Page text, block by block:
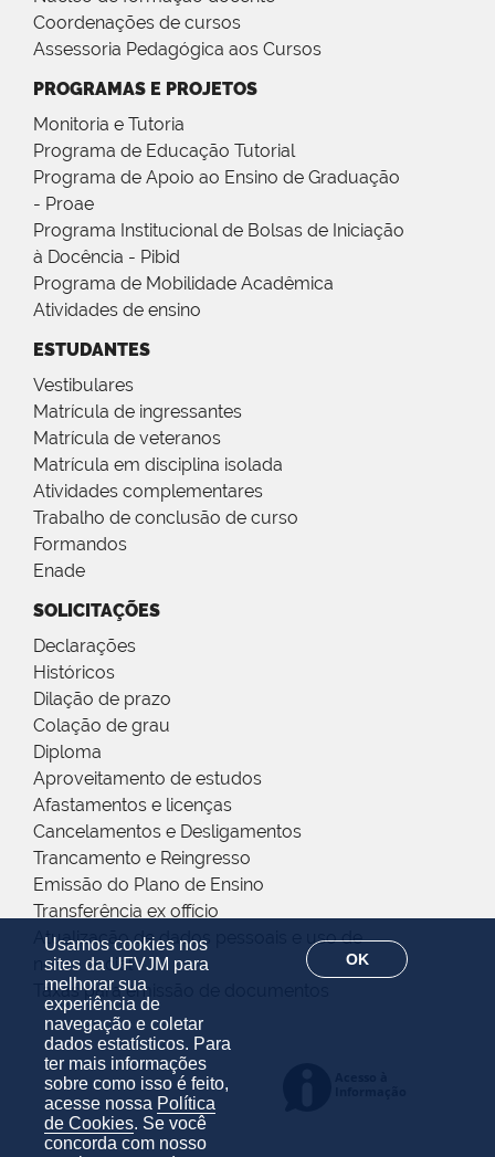
Usamos cookies nos
sites da UFVJM para
melhorar sua
experiência de
navegação e coletar
dados estatísticos. Para
ter mais informações
sobre como isso é feito,
acesse nossa Política
de Cookies. Se você
concorda com nosso
OK
Coordenações de cursos
Assessoria Pedagógica aos Cursos
PROGRAMAS E PROJETOS
Monitoria e Tutoria
Programa de Educação Tutorial
Programa de Apoio ao Ensino de Graduação
- Proae
Programa Institucional de Bolsas de Iniciação
à Docência - Pibid
Programa de Mobilidade Acadêmica
Atividades de ensino
ESTUDANTES
Vestibulares
Matrícula de ingressantes
Matrícula de veteranos
Matrícula em disciplina isolada
Atividades complementares
Trabalho de conclusão de curso
Formandos
Enade
SOLICITAÇÕES
Declarações
Históricos
Dilação de prazo
Colação de grau
Diploma
Aproveitamento de estudos
Afastamentos e licenças
Cancelamentos e Desligamentos
Trancamento e Reingresso
Emissão do Plano de Ensino
Transferência ex offício
Atualização de dados pessoais e uso de
nome social
Taxas para emissão de documentos